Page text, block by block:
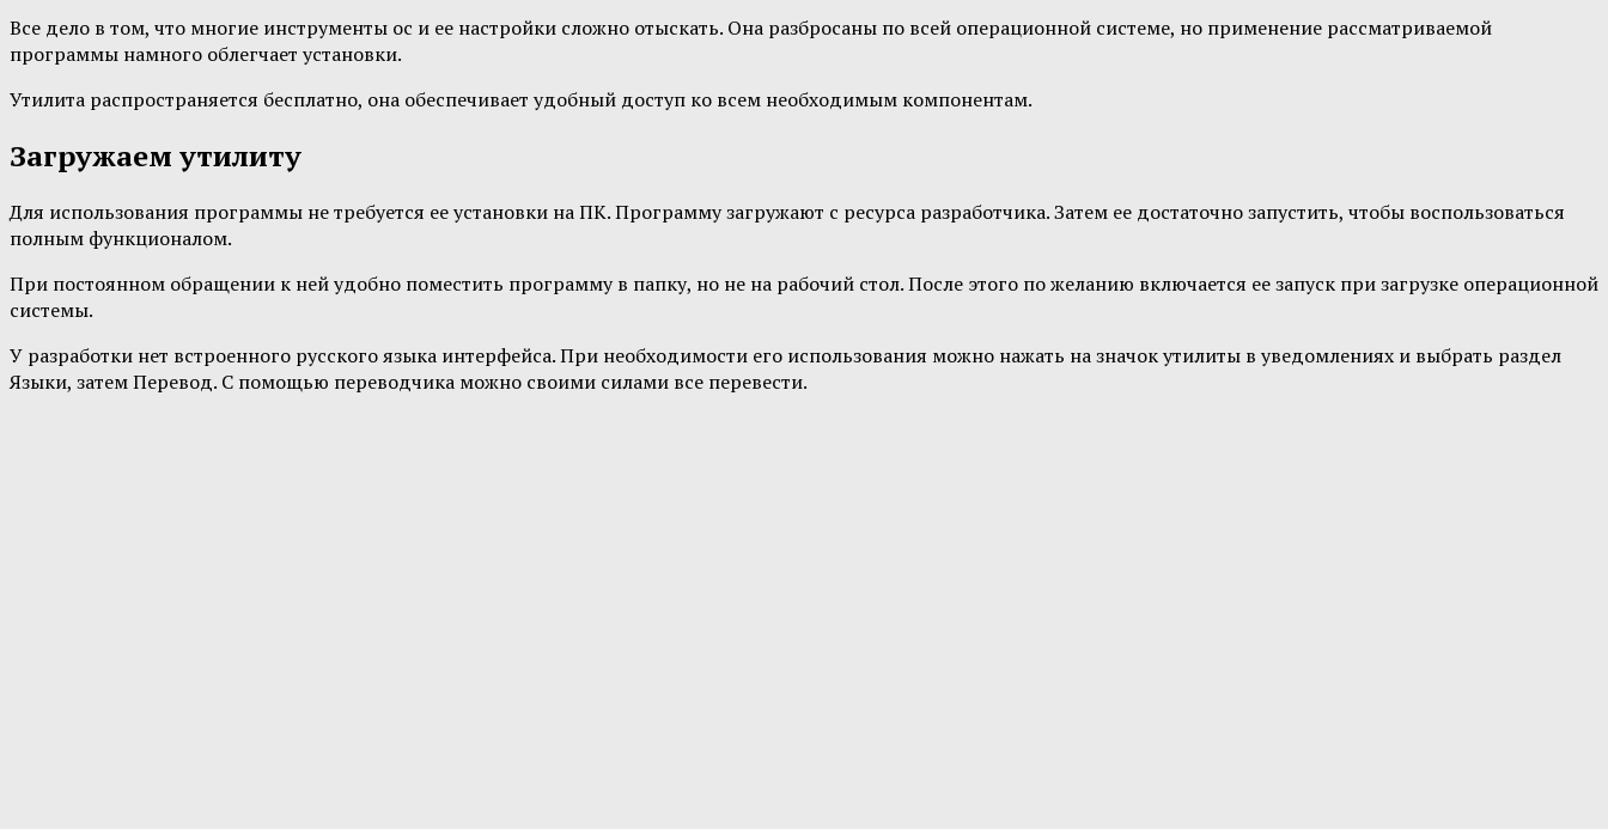
Все дело в том, что многие инструменты ос и ее настройки сложно отыскать. Она разбросаны по всей операционной системе, но применение рассматриваемой
программы намного облегчает установки.
Утилита распространяется бесплатно, она обеспечивает удобный доступ ко всем необходимым компонентам.
Загружаем утилиту
Для использования программы не требуется ее установки на ПК. Программу загружают с ресурса разработчика. Затем ее достаточно запустить, чтобы воспользоваться
полным функционалом.
При постоянном обращении к ней удобно поместить программу в папку, но не на рабочий стол. После этого по желанию включается ее запуск при загрузке операционной
системы.
У разработки нет встроенного русского языка интерфейса. При необходимости его использования можно нажать на значок утилиты в уведомлениях и выбрать раздел
Языки, затем Перевод. С помощью переводчика можно своими силами все перевести.